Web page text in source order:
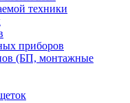
техники
приборов
(БП, монтажные